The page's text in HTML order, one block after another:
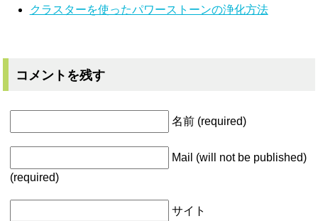
クラスターを使ったパワーストーンの浄化方法
コメントを残す
名前 (required)
Mail (will not be published)
(required)
サイト